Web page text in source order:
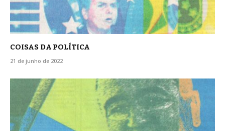
COISAS DA POLÍTICA
21 de junho de 2022